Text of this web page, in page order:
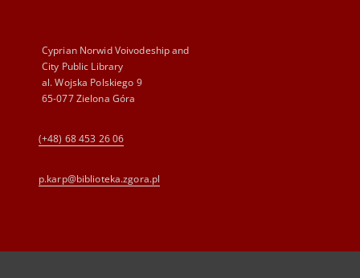
Cyprian Norwid Voivodeship and
City Public Library
al. Wojska Polskiego 9
65-077 Zielona Góra
(+48) 68 453 26 06
p.karp@biblioteka.zgora.pl